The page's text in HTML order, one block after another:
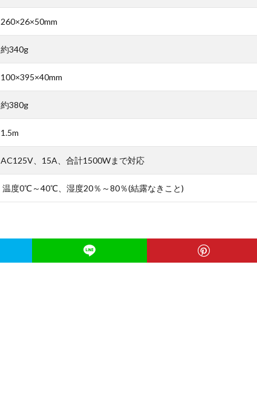
260×26×50mm
約340g
100×395×40mm
約380g
1.5m
AC125V、15A、合計1500Wまで対応
温度0℃～40℃、湿度20％～80％(結露なきこと)